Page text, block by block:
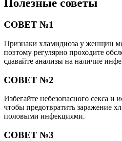
Полезные советы
СОВЕТ №1
Признаки хламидиоза у женщин
поэтому регулярно проходите
сдавайте анализы на наличие
СОВЕТ №2
Избегайте небезопасного секса и
чтобы предотвратить заражение
половыми инфекциями.
СОВЕТ №3